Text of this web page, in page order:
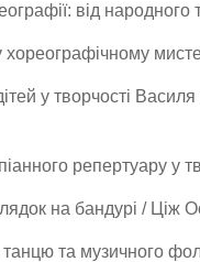
від
хореографічному
у творчості
репертуару у
на бандурі / Ціж
та музичного